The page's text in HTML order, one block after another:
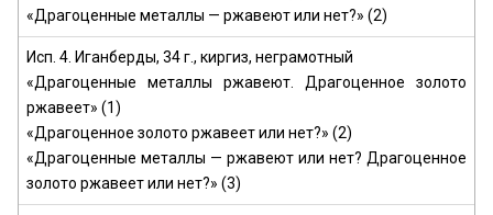
«Драгоценные металлы — ржавеют или нет?» (2)
Исп. 4. Иганберды, 34 г., киргиз, неграмотный
«Драгоценные металлы ржавеют. Драгоценное золото
ржавеет» (1)
«Драгоценное золото ржавеет или нет?» (2)
«Драгоценные металлы — ржавеют или нет? Драгоценное
золото ржавеет или нет?» (3)